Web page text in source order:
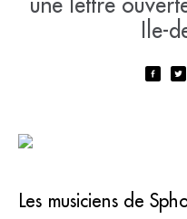
Ile-
Les musiciens de